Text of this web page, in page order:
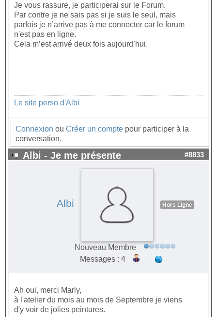
Je vous rassure, je participerai sur le Forum.
Par contre je ne sais pas si je suis le seul, mais
parfois je n’arrive pas à me connecter car le forum
n'est pas en ligne.
Cela m’est arrivé deux fois aujourd’hui.
Le site perso d'Albi
Connexion ou Créer un compte pour participer à la
conversation.
Albi - Je me présente #8833
Albi Hors Ligne
Nouveau Membre
Messages : 4
Ah oui, merci Marly,
à l'atelier du mois au mois de Septembre je viens
d'y voir de jolies peintures.